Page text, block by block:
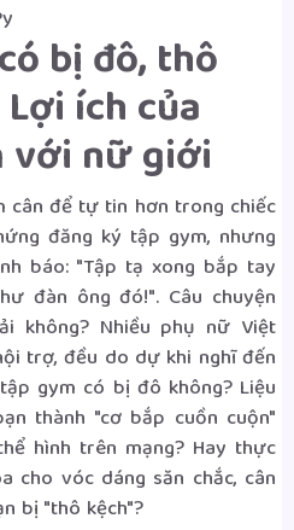
bị đô, thô
ích của
với nữ giới
cân để tự tin hơn trong chiếc
đăng ký tập gym, nhưng
báo: "Tập tạ xong bắp tay
đàn ông đó!". Câu chuyện
không? Nhiều phụ nữ Việt
trợ, đều do dự khi nghĩ đến
gym có bị đô không? Liệu
thành "cơ bắp cuồn cuộn"
hình trên mạng? Hay thực
cho vóc dáng săn chắc, cân
bị "thô kệch"?